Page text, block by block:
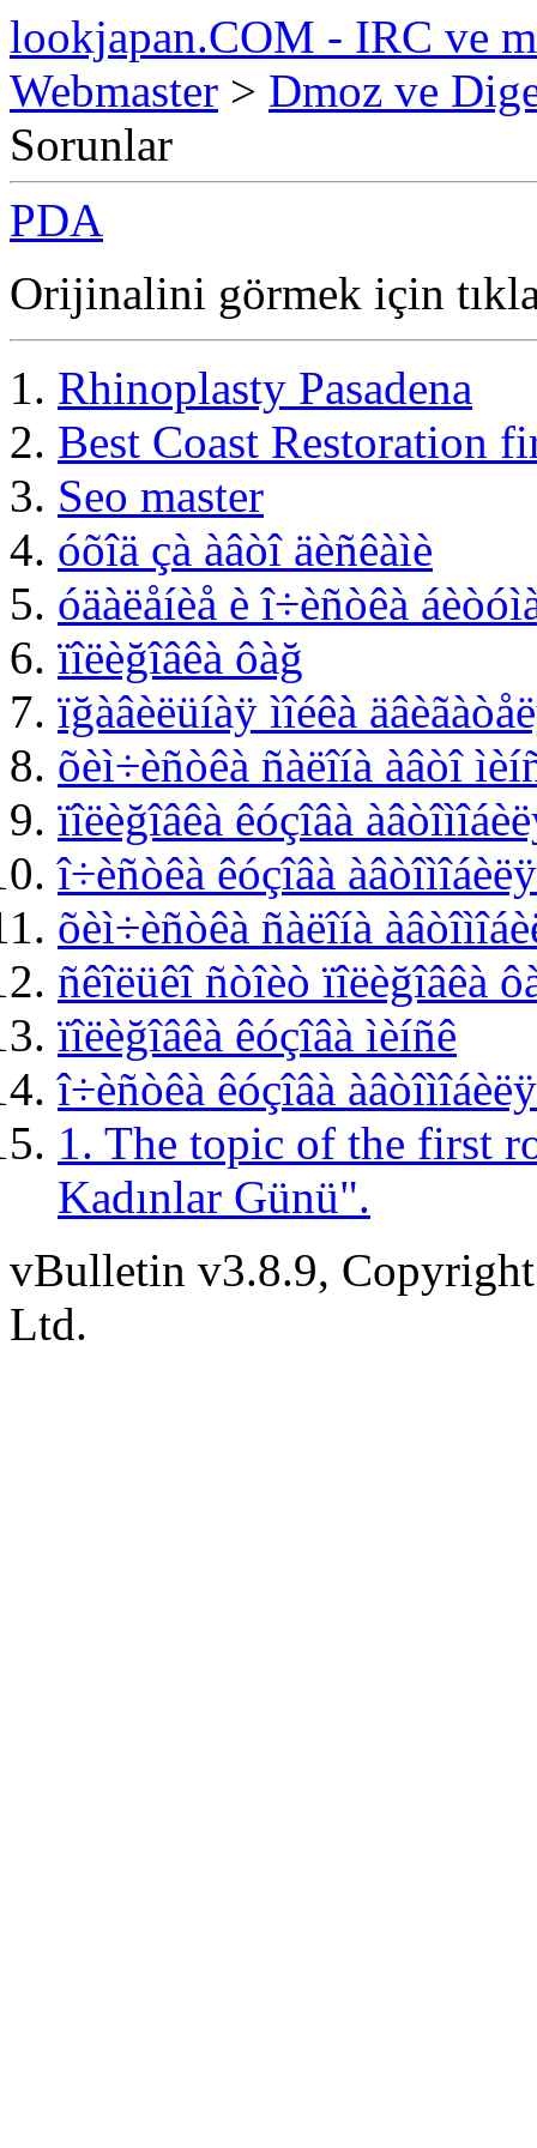
lookjapan.COM - IRC ve
Webmaster > Dmoz ve
Sorunlar
PDA
Orijinalini görmek için
Rhinoplasty Pasadena
Best Coast Restoration
Seo master
óõîä çà àâòî äèñêàìè
óäàëåíèå è î÷èñòêà
ïîëèğîâêà ôàğ
ïğàâèëüíàÿ ìîéêà
õèì÷èñòêà ñàëîíà àâòî
ïîëèğîâêà êóçîâà
î÷èñòêà êóçîâà
õèì÷èñòêà ñàëîíà
ñêîëüêî ñòîèò ïîëèğîâêà
ïîëèğîâêà êóçîâà ìèíñê
î÷èñòêà êóçîâà
1. The topic of the first
Kadınlar Günü".
vBulletin v3.8.9,
Ltd.